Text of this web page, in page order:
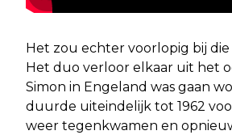
Het zou echter voorlopig bij
Het duo verloor elkaar uit het
Simon in Engeland was gaan
duurde uiteindelijk tot 1962
weer tegenkwamen en